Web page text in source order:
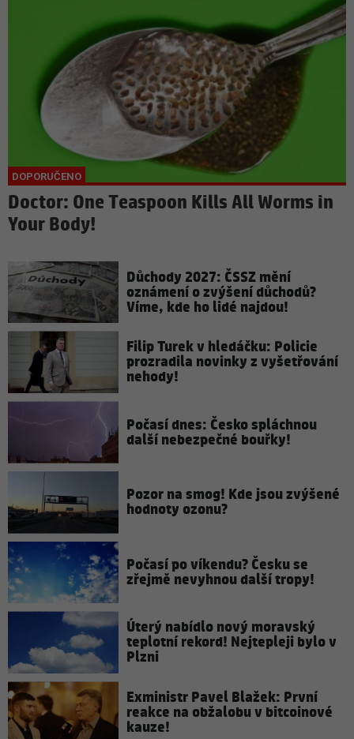
Doctor: One Teaspoon Kills All Worms in
Your Body!
Důchody 2027: ČSSZ mění
oznámení o zvýšení důchodů?
Víme, kde ho lidé najdou!
Filip Turek v hledáčku: Policie
prozradila novinky z vyšetřování
nehody!
Počasí dnes: Česko spláchnou
další nebezpečné bouřky!
Pozor na smog! Kde jsou zvýšené
hodnoty ozonu?
Počasí po víkendu? Česku se
zřejmě nevyhnou další tropy!
Úterý nabídlo nový moravský
teplotní rekord! Nejtepleji bylo v
Plzni
Exministr Pavel Blažek: První
reakce na obžalobu v bitcoinové
kauze!